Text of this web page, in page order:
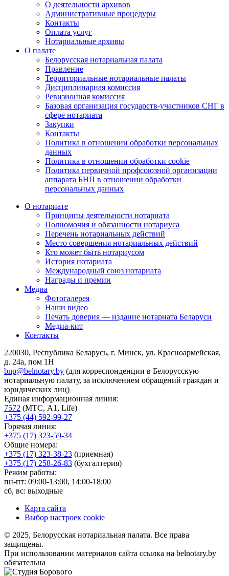
О деятельности архивов
Административные процедуры
Контакты
Оплата услуг
Нотариальные архивы
О палате
Белорусская нотариальная палата
Правление
Территориальные нотариальные палаты
Дисциплинарная комиссия
Ревизионная комиссия
Базовая организация государств-участников СНГ в
сфере нотариата
Закупки
Контакты
Политика в отношении обработки персональных
данных
Политика в отношении обработки cookie
Политика первичной профсоюзной организации
аппарата БНП в отношении обработки
персональных данных
О нотариате
Принципы деятельности нотариата
Полномочия и обязанности нотариуса
Перечень нотариальных действий
Место совершения нотариальных действий
Кто может быть нотариусом
История нотариата
Международный союз нотариата
Награды и премии
Медиа
Фотогалерея
Наши видео
Печать доверия — издание нотариата Беларуси
Медиа-кит
Контакты
220030, Республика Беларусь, г. Минск, ул. Красноармейская,
д. 24а, пом 1Н
bnp@belnotary.by (для корреспонденции в Белорусскую
нотариальную палату, за исключением обращений граждан и
юридических лиц)
Единая информационная линия:
7572 (МТС, A1, Life)
+375 (44) 592-99-27
Горячая линия:
+375 (17) 323-59-34
Общие номера:
+375 (17) 323-38-23 (приемная)
+375 (17) 258-26-83 (бухгалтерия)
Режим работы:
пн-пт: 09:00-13:00, 14:00-18:00
сб, вс: выходные
Карта сайта
Выбор настроек cookie
© 2025, Белорусская нотариальная палата. Все права
защищены.
При использовании материалов сайта ссылка на belnotary.by
обязательна